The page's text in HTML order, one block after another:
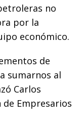
no
por la
económico.
de
sumarnos al
Carlos
Empresarios